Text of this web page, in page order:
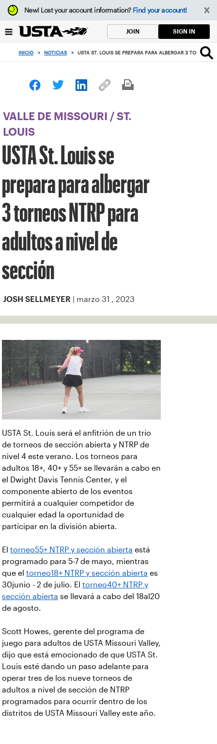
Enfoque
desde
botón
volver
principio
New!Lost your account information? Find your account!
JOIN SIGN IN
INICIO > NOTICIAS > USTA ST. LOUIS SE PREPARA PARA ALBERGAR 3 TORNEOS
VALLE DE MISSOURI / ST.
LOUIS
USTA St. Louis se
prepara para albergar
3 torneos NTRP para
adultos a nivel de
sección
JOSH SELLMEYER | marzo 31 , 2023
USTA St. Louis será el anfitrión de un trío
de torneos de sección abierta y NTRP de
nivel 4 este verano. Los torneos para
adultos 18+, 40+ y 55+ se llevarán a cabo en
el Dwight Davis Tennis Center, y el
componente abierto de los eventos
permitirá a cualquier competidor de
cualquier edad la oportunidad de
participar en la división abierta.
El torneo55+ NTRP y sección abierta está
programado para 5-7 de mayo, mientras
que el torneo18+ NTRP y sección abierta es
30junio - 2 de julio. El torneo40+ NTRP y
sección abierta se llevará a cabo del 18al20
de agosto.
Scott Howes, gerente del programa de
juego para adultos de USTA Missouri Valley,
dijo que está emocionado de que USTA St.
Louis esté dando un paso adelante para
operar tres de los nueve torneos de
adultos a nivel de sección de NTRP
programados para ocurrir dentro de los
distritos de USTA Missouri Valley este año.